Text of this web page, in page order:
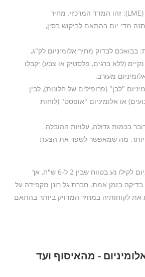
בורסת המתכות בלונדון (LME): זהו המדד המרכזי. מחיר
מדי יום בהתאם לביקוש בסין,
בבואכם לבדוק מחיר אלומיניום לק"ג,
(ללא ברגים, פלסטיק או צבע) יקבלו
מעורב.
"לבן" (פרופילים של חלונות), לבין
או אלומיניום "אופסט" (לוחות
בכמות גדולה, עלויות ההובלה
יותר, מה שמאפשר לשפר את הצעת
נכון להיום, מחיר אלומיניום לקילו נע בטווח שבין 2 ל-6 ש"ח, אך
בדיקה בזמן אמת. חברת גל רונן מקפידה על
לקוחותיה במחיר המדויק ביותר בהתאם
- מהאיסוף ועד